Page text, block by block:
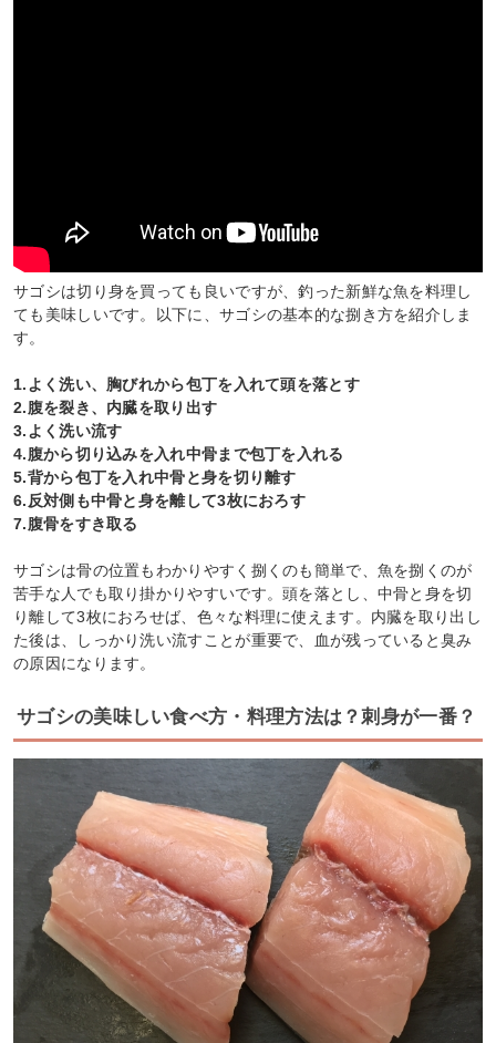
サゴシは切り身を買っても良いですが、釣った新鮮な魚を料理し
ても美味しいです。以下に、サゴシの基本的な捌き方を紹介しま
す。
1.よく洗い、胸びれから包丁を入れて頭を落とす
2.腹を裂き、内臓を取り出す
3.よく洗い流す
4.腹から切り込みを入れ中骨まで包丁を入れる
5.背から包丁を入れ中骨と身を切り離す
6.反対側も中骨と身を離して3枚におろす
7.腹骨をすき取る
サゴシは骨の位置もわかりやすく捌くのも簡単で、魚を捌くのが
苦手な人でも取り掛かりやすいです。頭を落とし、中骨と身を切
り離して3枚におろせば、色々な料理に使えます。内臓を取り出し
た後は、しっかり洗い流すことが重要で、血が残っていると臭み
の原因になります。
サゴシの美味しい食べ方・料理方法は？刺身が一番？